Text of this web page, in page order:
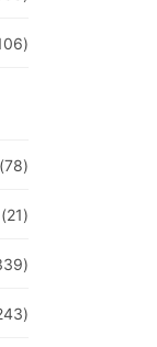
(78)
(21)